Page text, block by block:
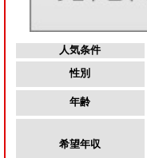
人気条件
性別
年齢
希望年収